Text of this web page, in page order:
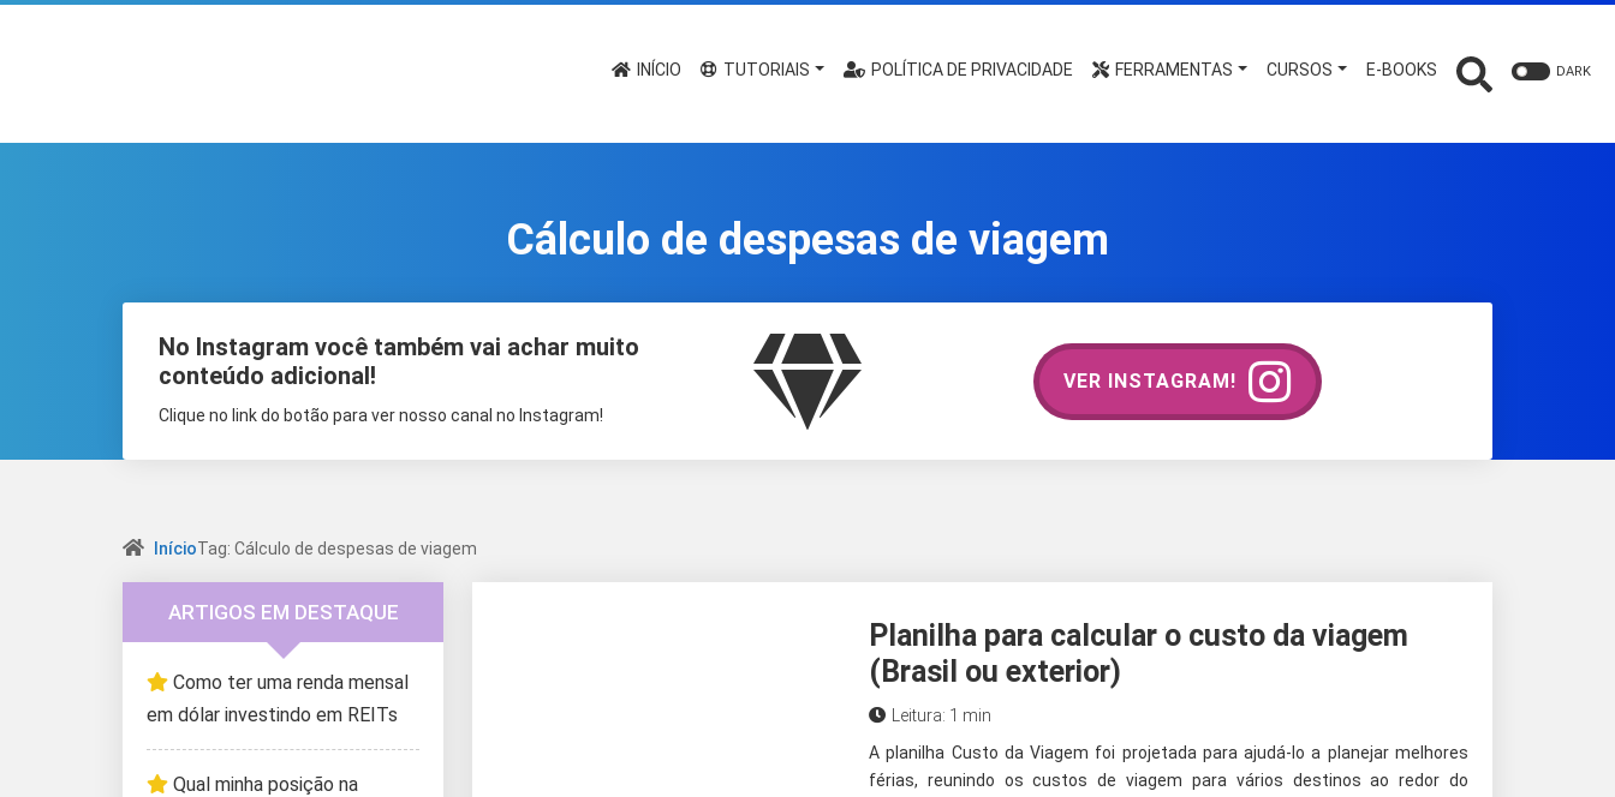
INÍCIO TUTORIAIS POLÍTICA DE PRIVACIDADE FERRAMENTAS CURSOS E-BOOKS DARK
Cálculo de despesas de viagem
No Instagram você também vai achar muito
conteúdo adicional!
Clique no link do botão para ver nosso canal no Instagram!
VER INSTAGRAM!
InícioTag: Cálculo de despesas de viagem
Planilha para calcular o custo da viagem
(Brasil ou exterior)
Leitura: 1 min
A planilha Custo da Viagem foi projetada para ajudá-lo a planejar melhores
férias, reunindo os custos de viagem para vários destinos ao redor do
ARTIGOS EM DESTAQUE
Como ter uma renda mensal
em dólar investindo em REITs
Qual minha posição na